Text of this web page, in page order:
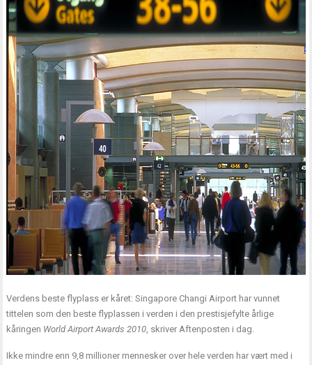
Verdens beste flyplass er kåret: Singapore Changi Airport har vunnet
tittelen som den beste flyplassen i verden i den prestisjefylte årlige
kåringen World Airport Awards 2010, skriver Aftenposten i dag.
Ikke mindre enn 9,8 millioner mennesker over hele verden har vært med i